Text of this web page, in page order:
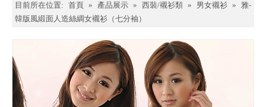
目前所在位置: 首頁 » 產品展示 » 西裝/襯衫類 » 男女襯衫 » 雅-
韓版風緞面人造絲綢女襯衫（七分袖）